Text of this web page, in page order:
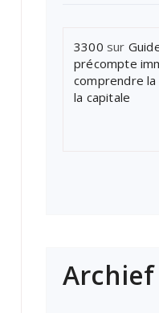
3300 sur
précompte
comprendre
la capitale
Archief